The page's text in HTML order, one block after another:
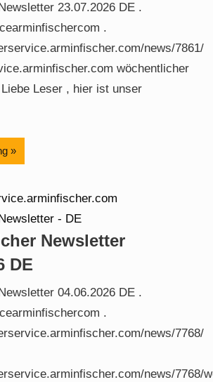
23.07.2026 DE .
.
news/7861/
wöchentlicher
Leser , hier ist unser
Newsletter
DE
04.06.2026 DE .
.
news/7768/
news/7768/